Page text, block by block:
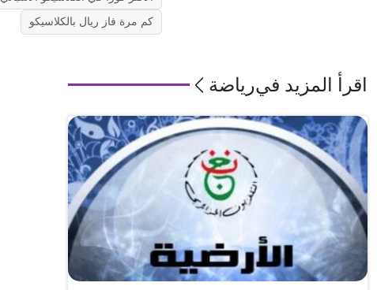
كم مرة فاز ريال بالكلاسيكو
اقرأ المزيد فيرياضة